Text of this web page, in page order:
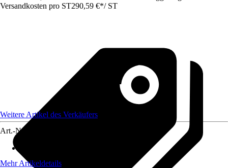
Versandkosten pro ST290,59 €*/ ST
Weitere Artikel des Verkäufers
Art.-Nr.
Mehr Artikeldetails